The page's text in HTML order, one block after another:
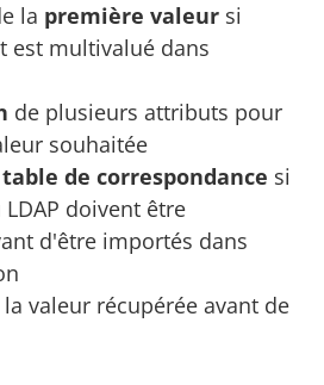
la première valeur si
est multivalué dans
de plusieurs attributs pour
souhaitée
table de correspondance si
doivent être
d'être importés dans
la valeur récupérée avant de